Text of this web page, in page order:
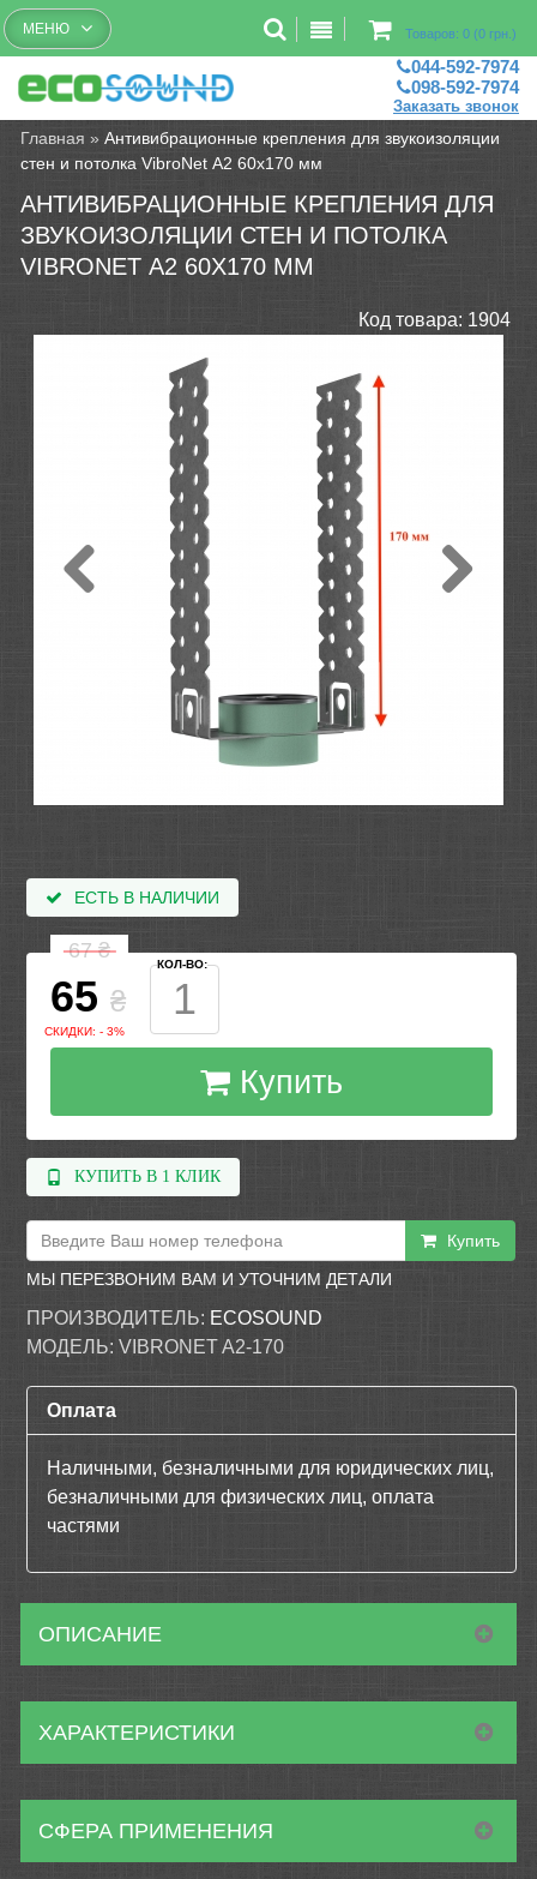
Бесплатный рассчет помещений
Товаров: 0 (0 грн.)
МЕНЮ
044-592-7974
098-592-7974
Заказать звонок
Главная »Антивибрационные крепления для звукоизоляции
стен и потолка VibroNet А2 60х170 мм
АНТИВИБРАЦИОННЫЕ КРЕПЛЕНИЯ ДЛЯ
ЗВУКОИЗОЛЯЦИИ СТЕН И ПОТОЛКА
VIBRONET А2 60Х170 ММ
Код товара: 1904
ЕСТЬ В НАЛИЧИИ
67₴
65 ₴
СКИДКИ: - 3%
КОЛ-ВО:
Купить
КУПИТЬ В 1 КЛИК
Купить
МЫ ПЕРЕЗВОНИМ ВАМ И УТОЧНИМ ДЕТАЛИ
ПРОИЗВОДИТЕЛЬ: ECOSOUND
МОДЕЛЬ: VIBRONET A2-170
Оплата
Наличными, безналичными для юридических лиц,
безналичными для физических лиц, оплата
частями
ОПИСАНИЕ
ХАРАКТЕРИСТИКИ
СФЕРА ПРИМЕНЕНИЯ